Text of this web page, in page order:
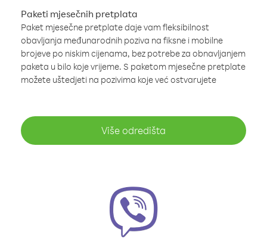
Paketi mjesečnih pretplata
Paket mjesečne pretplate daje vam fleksibilnost
obavljanja međunarodnih poziva na fiksne i mobilne
brojeve po niskim cijenama, bez potrebe za obnavljanjem
paketa u bilo koje vrijeme. S paketom mjesečne pretplate
možete uštedjeti na pozivima koje već ostvarujete
Više odredišta